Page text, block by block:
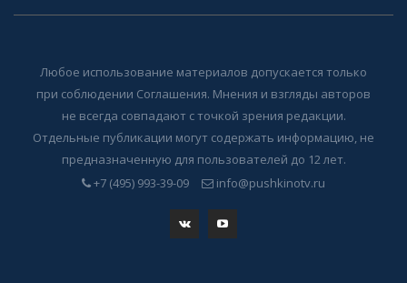
Любое использование материалов допускается только
при соблюдении Соглашения. Мнения и взгляды авторов
не всегда совпадают с точкой зрения редакции.
Отдельные публикации могут содержать информацию, не
предназначенную для пользователей до 12 лет.
+7 (495) 993-39-09
info@pushkinotv.ru